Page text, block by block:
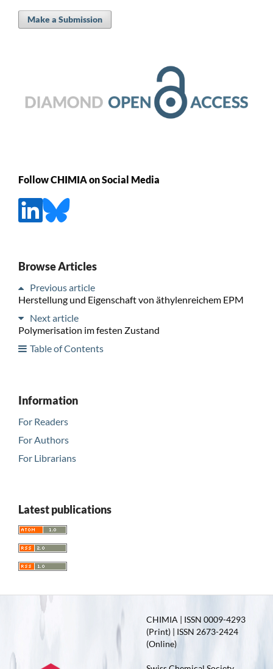
Make a Submission
Follow CHIMIA on Social Media
Browse Articles
Previous article
Herstellung und Eigenschaft von äthylenreichem EPM
Next article
Polymerisation im festen Zustand
Table of Contents
Information
For Readers
For Authors
For Librarians
Latest publications
CHIMIA | ISSN 0009-4293
(Print) | ISSN 2673-2424
(Online)